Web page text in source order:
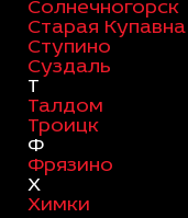
Солнечногорск
Старая Купавна
Ступино
Суздаль
Т
Талдом
Троицк
Ф
Фрязино
Х
Химки